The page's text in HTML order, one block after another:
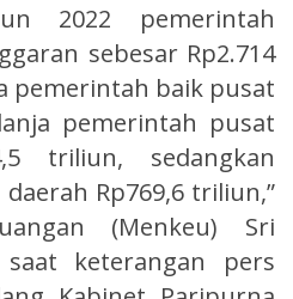
2022 pemerintah
sebesar Rp2.714
pemerintah baik pusat
pemerintah pusat
triliun, sedangkan
Rp769,6 triliun,”
(Menkeu) Sri
keterangan pers